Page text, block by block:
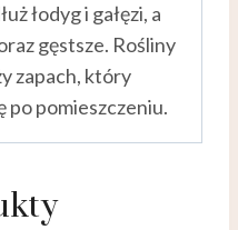
łodyg i gałęzi, a
gęstsze. Rośliny
zapach, który
po pomieszczeniu.